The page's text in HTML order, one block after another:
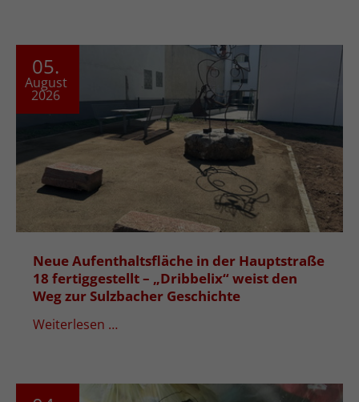
05.
August
2026
Neue Aufenthaltsfläche in der Hauptstraße
18 fertiggestellt – „Dribbelix“ weist den
Weg zur Sulzbacher Geschichte
Weiterlesen …